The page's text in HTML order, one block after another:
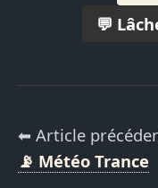
💬
⬅ Article
📡 Météo Trance